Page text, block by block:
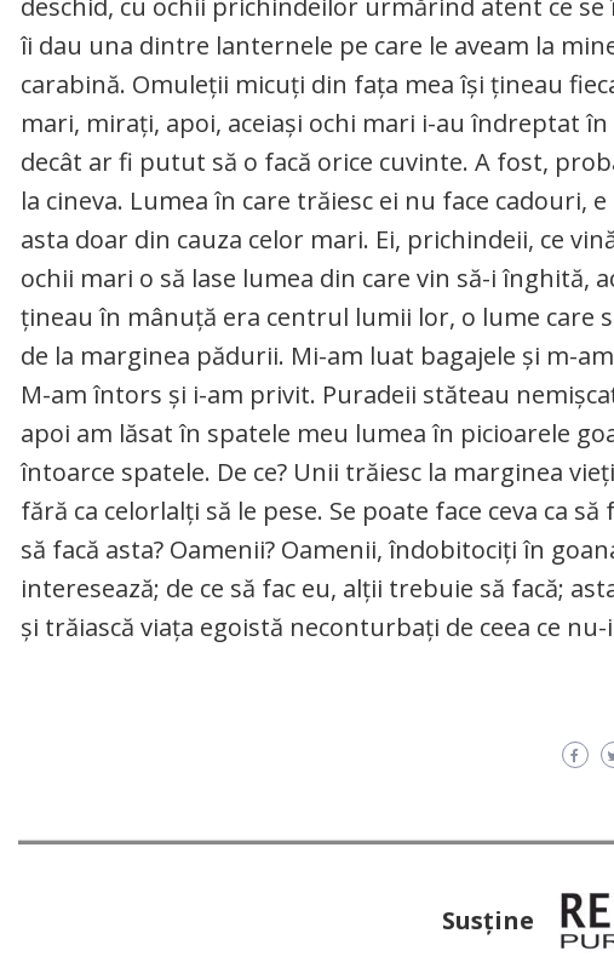
deschid, cu ochii prichindeilor urmărind atent ce
îi dau una dintre lanternele pe care le aveam la
carabină. Omuleții micuți din fața mea își țineau
mari, mirați, apoi, aceiași ochi mari i-au îndreptat
decât ar fi putut să o facă orice cuvinte. A fost,
la cineva. Lumea în care trăiesc ei nu face cadouri,
asta doar din cauza celor mari. Ei, prichindeii, ce
ochii mari o să lase lumea din care vin să-i înghită,
țineau în mânuță era centrul lumii lor, o lume care
de la marginea pădurii. Mi-am luat bagajele și m-
M-am întors și i-am privit. Puradeii stăteau
apoi am lăsat în spatele meu lumea în picioarele
întoarce spatele. De ce? Unii trăiesc la marginea
fără ca celorlalți să le pese. Se poate face ceva ca
să facă asta? Oamenii? Oamenii, îndobitociți în
interesează; de ce să fac eu, alții trebuie să facă;
și trăiască viața egoistă neconturbați de ceea ce
Susţine